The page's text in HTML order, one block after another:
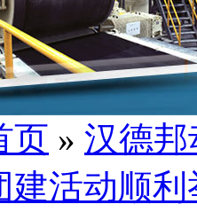
页 » 汉德邦
建活动顺利